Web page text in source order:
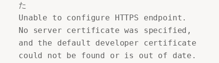
た
Unable to configure HTTPS endpoint.
No server certificate was specified,
and the default developer certificate
could not be found or is out of date.